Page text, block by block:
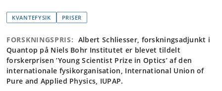
KVANTEFYSIK PRISER
FORSKNINGSPRIS: Albert Schliesser, forskningsadjunkt i
Quantop på Niels Bohr Institutet er blevet tildelt
forskerprisen ’Young Scientist Prize in Optics’ af den
internationale fysikorganisation, International Union of
Pure and Applied Physics, IUPAP.